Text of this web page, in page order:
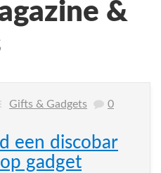
&
Gifts & Gadgets 0
een discobar
gadget